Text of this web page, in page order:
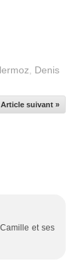
Denis
Article suivant »
et ses